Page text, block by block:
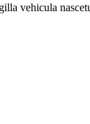
vehicula